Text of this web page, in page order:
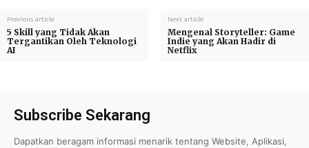
Previous article
5 Skill yang Tidak Akan
Tergantikan Oleh Teknologi
AI
Next article
Mengenal Storyteller: Game
Indie yang Akan Hadir di
Netflix
Subscribe Sekarang
Dapatkan beragam informasi menarik tentang Website, Aplikasi,